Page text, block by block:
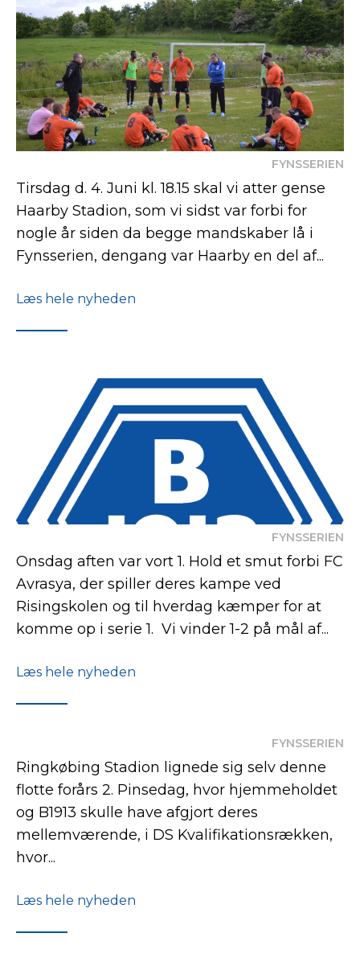
FYNSSERIEN
Tirsdag d. 4. Juni kl. 18.15 skal vi atter gense
Haarby Stadion, som vi sidst var forbi for
nogle år siden da begge mandskaber lå i
Fynsserien, dengang var Haarby en del af...
Læs hele nyheden
FYNSSERIEN
Onsdag aften var vort 1. Hold et smut forbi FC
Avrasya, der spiller deres kampe ved
Risingskolen og til hverdag kæmper for at
komme op i serie 1. Vi vinder 1-2 på mål af...
Læs hele nyheden
FYNSSERIEN
Ringkøbing Stadion lignede sig selv denne
flotte forårs 2. Pinsedag, hvor hjemmeholdet
og B1913 skulle have afgjort deres
mellemværende, i DS Kvalifikationsrækken,
hvor...
Læs hele nyheden